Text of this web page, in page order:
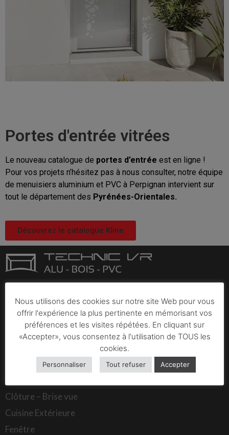
Portes d'entrée vitrées
Le nouveau catalogue de portes d’entrée est en ligne !
Pour vos projets n’hésitez pas à nous consulter, notre équipe
de menuisiers aluminium et PVC à Perpignan intervient sur
tout le département des Pyrénées-Orientales.
Découvrez le catalogue Kline
PVC. Installée à Perpignan (66) depuis 2005, Technic VR est
une entreprise artisanale spécialiste des menuiseries
aluminium, bois et PVC.
Baie vitrée
Clôture – Brise vue
Cuisine Extérieure
Fenêtre
Nous utilisons des cookies sur notre site Web pour vous
offrir l'expérience la plus pertinente en mémorisant vos
préférences et les visites répétées. En cliquant sur
«Accepter», vous consentez à l'utilisation de TOUS les
cookies.
Personnaliser Tout refuser Accepter